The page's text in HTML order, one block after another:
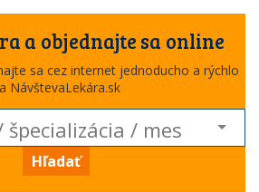
a objednajte sa online
sa cez internet jednoducho a rýchlo
NávštevaLekára.sk
Hľadať